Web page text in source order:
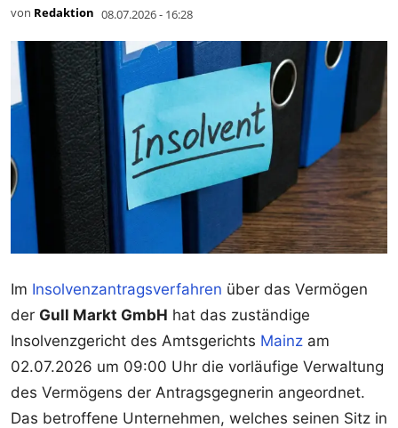
von Redaktion 08.07.2026 - 16:28
Im Insolvenzantragsverfahren über das Vermögen
der Gull Markt GmbH hat das zuständige
Insolvenzgericht des Amtsgerichts Mainz am
02.07.2026 um 09:00 Uhr die vorläufige Verwaltung
des Vermögens der Antragsgegnerin angeordnet.
Das betroffene Unternehmen, welches seinen Sitz in